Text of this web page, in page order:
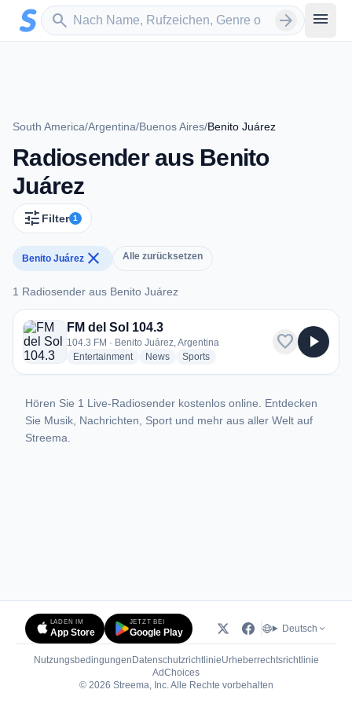
Zum Hauptinhalt springen
search
Sender suchen arrow_forward menu
South America/Argentina/Buenos Aires/Benito Juárez
Radiosender aus Benito
Juárez
tune Filter 1
Benito Juárez close Alle zurücksetzen
1 Radiosender aus Benito Juárez
1 Radiosender aus Benito Juárez
FM del Sol 104.3
104.3 FM · Benito Juárez, Argentina
Entertainmentradio stations
Newsradio stations
Sportsradio stations
favorite play_arrow
Hören Sie 1 Live-Radiosender kostenlos online. Entdecken
Sie Musik, Nachrichten, Sport und mehr aus aller Welt auf
Streema.
LADEN IM
App Store
JETZT BEI
Google Play Deutsch
Nutzungsbedingungen DatenschutzrichtlinieUrheberrechtsrichtlinie
AdChoices(öffnet in neuem Tab)
© 2026 Streema, Inc. Alle Rechte vorbehalten